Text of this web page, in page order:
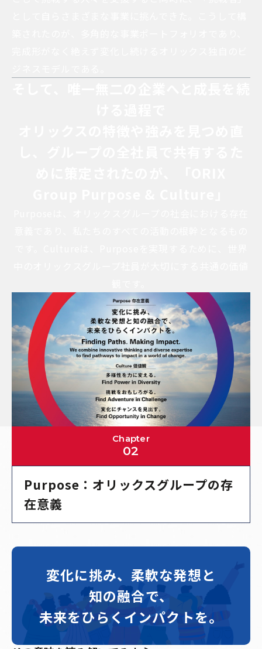
Chapter
02
Purpose：オリックスグループの存
在意義
変化に挑み、柔軟な発想と
知の融合で、
未来をひらくインパクトを。